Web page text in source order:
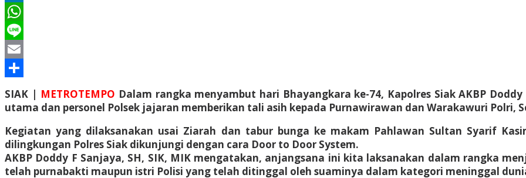
LinkedIn
WhatsApp
Line
Email
SIAK | METROTEMPO Dalam rangka menyambut hari Bhayangkara ke-74, Kapolres Siak AKBP
utama dan personel Polsek jajaran memberikan tali asih kepada Purnawirawan dan Warakawuri Polri,
Kegiatan yang dilaksanakan usai Ziarah dan tabur bunga ke makam Pahlawan Sultan Syarif
dilingkungan Polres Siak dikunjungi dengan cara Door to Door System.
AKBP Doddy F Sanjaya, SH, SIK, MIK mengatakan, anjangsana ini kita laksanakan dalam rangka
telah purnabakti maupun istri Polisi yang telah ditinggal oleh suaminya dalam kategori meninggal